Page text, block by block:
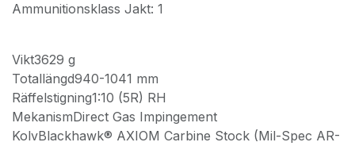
Ammunitionsklass Jakt: 1
Vikt3629 g
Totallängd940-1041 mm
Räffelstigning1:10 (5R) RH
MekanismDirect Gas Impingement
KolvBlackhawk® AXIOM Carbine Stock (Mil-Spec AR-